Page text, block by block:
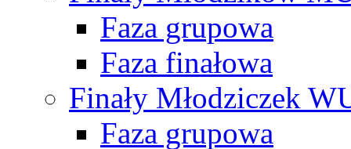
Faza grupowa
Faza finałowa
Finały Młodziczek
Faza grupowa